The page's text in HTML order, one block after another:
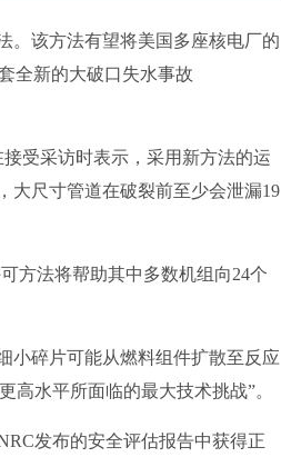
。该方法有望将美国多座核电厂的
全新的大破口失水事故
受采访时表示，采用新方法的运
大尺寸管道在破裂前至少会泄漏19
方法将帮助其中多数机组向24个
小碎片可能从燃料组件扩散至反应
高水平所面临的最大技术挑战”。
发布的安全评估报告中获得正